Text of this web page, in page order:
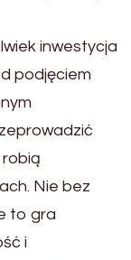
inwestycja
podjęciem
Nie bez
to gra
i